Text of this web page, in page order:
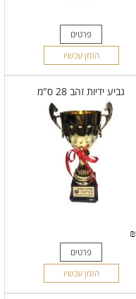
פרטים
הזמן עכשיו
גביע ידיות זהב 28 ס"מ
₪
פרטים
הזמן עכשיו